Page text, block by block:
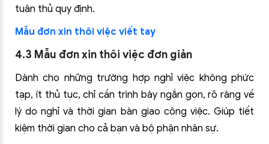
tuân thủ quy định.
Mẫu đơn xin thôi việc viết tay
4.3 Mẫu đơn xin thôi việc đơn giản
Dành cho những trường hợp nghỉ việc không phức
tạp, ít thủ tục, chỉ cần trình bày ngắn gọn, rõ ràng về
lý do nghỉ và thời gian bàn giao công việc. Giúp tiết
kiệm thời gian cho cả bạn và bộ phận nhân sự.